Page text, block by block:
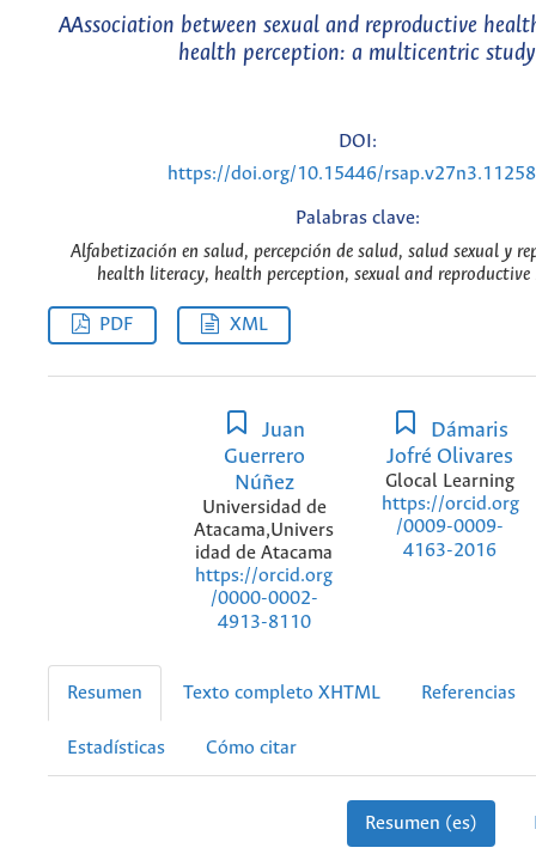
AAssociation between sexual and reproductive
health perception: a multicentric study
DOI:
https://doi.org/10.15446/
Palabras clave:
Alfabetización en salud, percepción de salud, salud sexual y
health literacy, health perception, sexual and
PDF XML
Juan
Guerrero
Núñez
Universidad de
Atacama,Univers
idad de Atacama
https://orcid.org
/0000-0002-
4913-8110
Dámaris
Jofré Olivares
Glocal Learning
https://orcid.org
/0009-0009-
4163-2016
Resumen Texto completo XHTML Referencias
Estadísticas Cómo citar
Resumen (es)